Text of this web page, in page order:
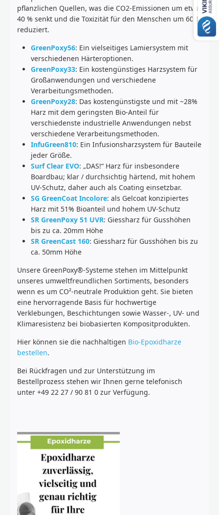
pflanzlichen Quellen, was die CO2-Emissionen um etwa
40 % senkt und die Toxizität für den Menschen um 60 %
reduziert.
GreenPoxy56: Ein vielseitiges Lamiersystem mit
verschiedenen Härteroptionen.
GreenPoxy33: Ein kostengünstiges Harzsystem für
Großanwendungen und verschiedene
Verarbeitungsmethoden.
GreenPoxy28: Das kostengünstigste und mit ~28%
Harz mit dem geringsten Bio-Anteil für
verschiedenste industrielle Anwendungen nebst
verschiedene Verarbeitungsmethoden.
InfuGreen810: Ein Infusionsharzsystem für Bauteile
jeder Größe.
Surf Clear EVO: „DAS!“ Harz für insbesondere
Boardbau; klar / durchsichtig härtend, mit hohem
UV-Schutz, daher auch als Coating einsetzbar.
SG GreenCoat Incolore: als Gelcoat konzipiertes
Harz mit 51% Bioanteil und hohem UV-Schutz
SR GreenPoxy 51 UVR: Giessharz für Gusshöhen
bis zu ca. 20mm Höhe
SR GreenCast 160: Giessharz für Gusshöhen bis zu
ca. 50mm Höhe
Unsere GreenPoxy®-Systeme stehen im Mittelpunkt
unseres umweltfreundlichen Sortiments, besonders
wenn es um CO²-neutrale Produktion geht. Sie bieten
eine hervorragende Basis für hochwertige
Verklebungen, Beschichtungen sowie Wasser-, UV- und
Klimaresistenz bei biobasierten Kompositprodukten.
Hier können sie die nachhaltigen Bio-Epoxidharze
bestellen.
Bei Rückfragen und zur Unterstützung im
Bestellprozess stehen wir Ihnen gerne telefonisch
unter +49 22 27 / 90 81 0 zur Verfügung.